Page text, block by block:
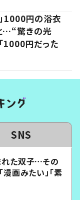
1000円の浴衣
…“驚きの光
1000円だった
SNS
た双子…その
画みたい」「素